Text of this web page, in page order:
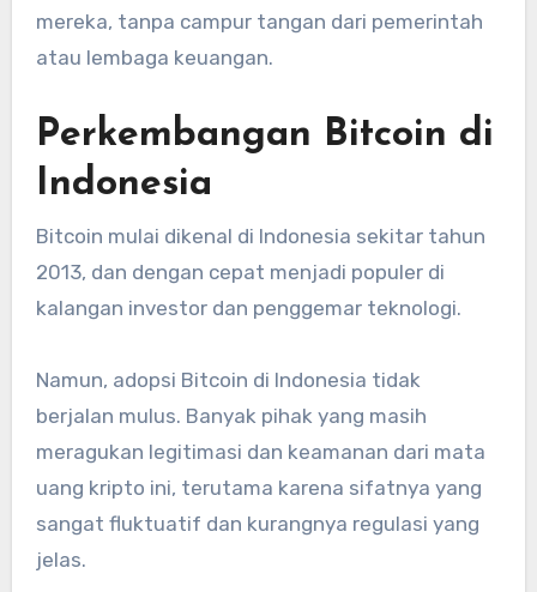
mereka, tanpa campur tangan dari pemerintah
atau lembaga keuangan.
Perkembangan Bitcoin di
Indonesia
Bitcoin mulai dikenal di Indonesia sekitar tahun
2013, dan dengan cepat menjadi populer di
kalangan investor dan penggemar teknologi.
Namun, adopsi Bitcoin di Indonesia tidak
berjalan mulus. Banyak pihak yang masih
meragukan legitimasi dan keamanan dari mata
uang kripto ini, terutama karena sifatnya yang
sangat fluktuatif dan kurangnya regulasi yang
jelas.